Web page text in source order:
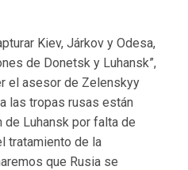
Kiev, Járkov y Odesa,
de Donetsk y Luhansk”,
el asesor de Zelenskyy
las tropas rusas están
de Luhansk por falta de
tratamiento de la
que Rusia se